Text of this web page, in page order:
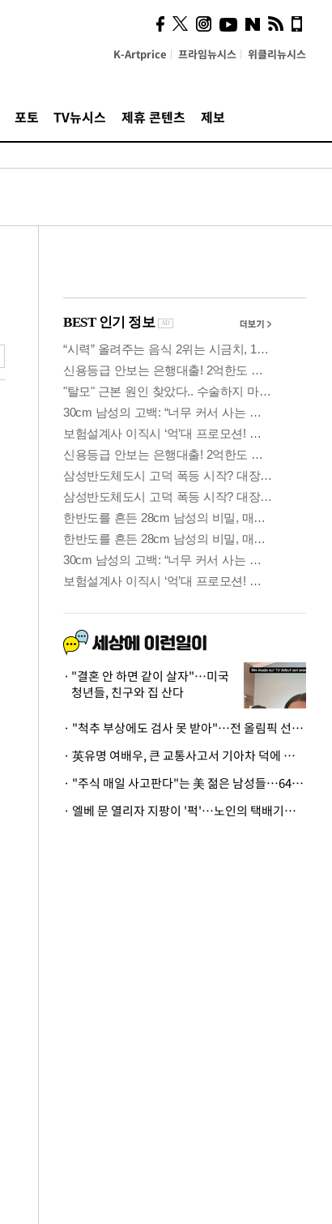
K-Artprice 프라임뉴시스 위클리뉴시스
포토 TV뉴시스 제휴 콘텐츠 제보
사이 해답 찾았죠"…알을
깨고 나온 '초자아'
"결혼 안 하면 같이 살자"…미국
청년들, 친구와 집 산다
· "척추 부상에도 검사 못 받아"…전 올림픽 선수, 美봅슬레이협회 상대 소송
· 英유명 여배우, 큰 교통사고서 기아차 덕에 살았다
· "주식 매일 사고판다"는 美 젊은 남성들…64%가 "나는 인생의 패배자“
· 엘베 문 열리자 지팡이 '퍽'…노인의 택배기사 폭행 이유